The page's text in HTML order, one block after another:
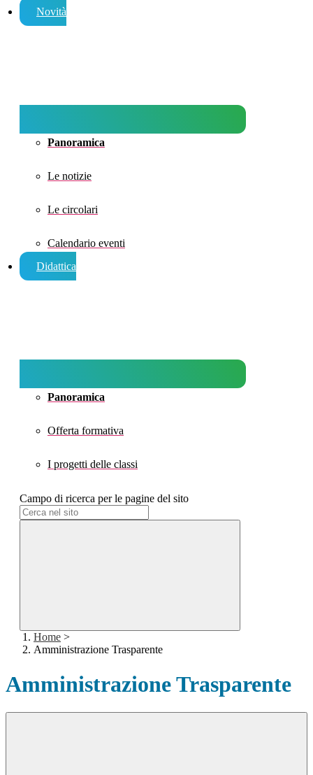
Novità
Panoramica
Le notizie
Le circolari
Calendario eventi
Didattica
Panoramica
Offerta formativa
I progetti delle classi
Campo di ricerca per le pagine del sito
Home >
Amministrazione Trasparente
Amministrazione Trasparente